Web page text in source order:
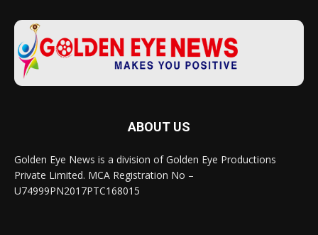
ABOUT US
Golden Eye News is a division of Golden Eye Productions
Private Limited. MCA Registration No –
U74999PN2017PTC168015